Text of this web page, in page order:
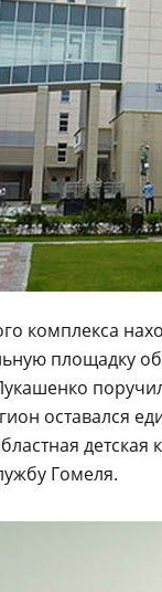
комплекса
площадку
оставался
Гомеля.